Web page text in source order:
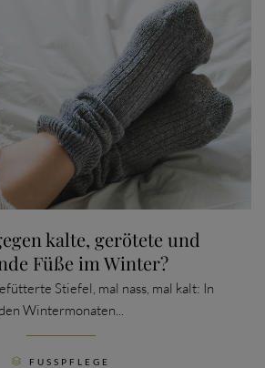
kalte, gerötete und
Füße im Winter?
Stiefel, mal nass, mal kalt: In
Wintermonaten...
 FUSSPFLEGE